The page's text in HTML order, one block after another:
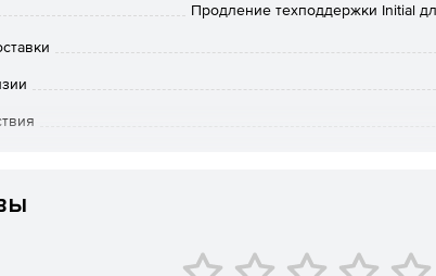
защита: решение помогает защитить почтовые
сканируя новые атаки, которые могли быть
Продление техподдержки Initial